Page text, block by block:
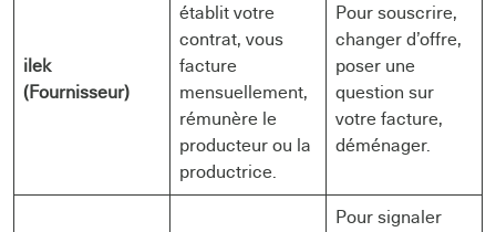
ilek
(Fournisseur)
établit votre
contrat, vous
facture
mensuellement,
rémunère le
producteur ou la
productrice.
Pour souscrire,
changer d’offre,
poser une
question sur
votre facture,
déménager.
Pour signaler